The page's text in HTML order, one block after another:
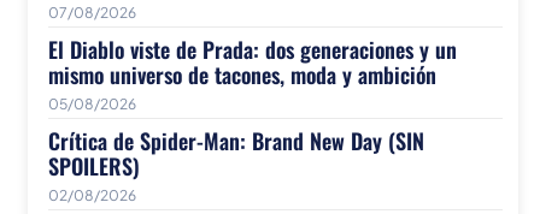
07/08/2026
El Diablo viste de Prada: dos generaciones y un
mismo universo de tacones, moda y ambición
05/08/2026
Crítica de Spider-Man: Brand New Day (SIN
SPOILERS)
02/08/2026